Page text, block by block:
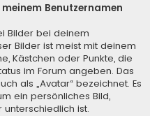
Benutzernamen
Bilder bei deinem
Bilder ist meist mit deinem
Kästchen oder Punkte, die
im Forum angeben. Das
als „Avatar“ bezeichnet. Es
ein persönliches Bild,
unterschiedlich ist.